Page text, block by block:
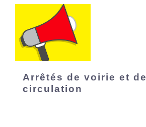
Arrêtés de voirie et de
circulation